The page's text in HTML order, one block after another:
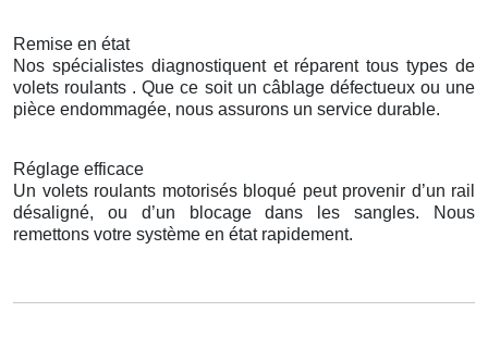
Remise en état
Nos spécialistes diagnostiquent et réparent tous types de
volets roulants . Que ce soit un câblage défectueux ou une
pièce endommagée, nous assurons un service durable.
Réglage efficace
Un volets roulants motorisés bloqué peut provenir d’un rail
désaligné, ou d’un blocage dans les sangles. Nous
remettons votre système en état rapidement.